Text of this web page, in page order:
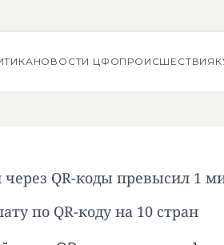
НОВОСТИ ЦФОПРОИСШЕСТВИЯ
QR-коды превысил 1
по QR-коду на 10 стран